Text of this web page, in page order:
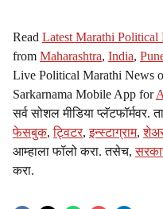
Read Latest Marathi Political
from Maharashtra, India,
Live Political Marathi News
Sarkarnama Mobile App for
सर्व सोशल मीडिया प्लॅटफॉर्मवर.
फेसबुक,ट्विटर,इन्स्टाग्राम,
आम्हाला फॉलो करा. तसेच,
करा.